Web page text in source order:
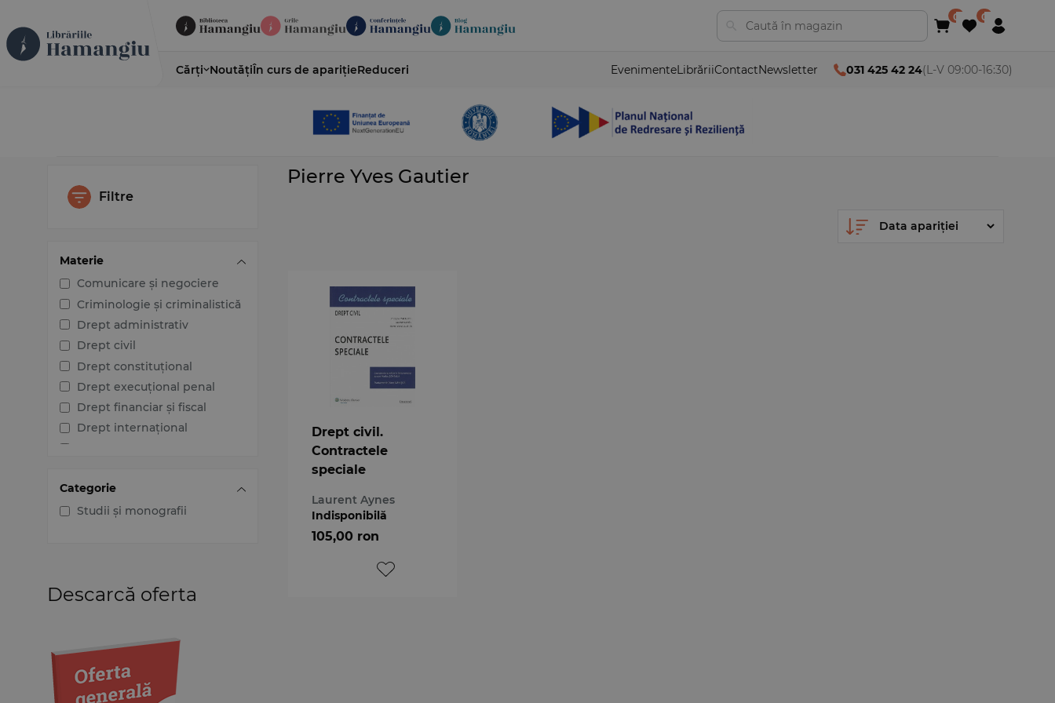
Cărți NoutățiÎn curs de aparițieReduceri EvenimenteLibrăriiContactNewsletter 031 425 42 24(L-V 09:00-16:30)
Filtre
Materie
Comunicare și negociere
Criminologie și criminalistică
Drept administrativ
Drept civil
Drept constituțional
Drept execuțional penal
Drept financiar și fiscal
Drept internațional
Drept procesual penal
Dreptul afacerilor
sociale
intelectuale
Dreptul Uniunii Europene
Jurisprudența instanțelor
Categorie
Studii și monografii
Descarcă oferta
Pierre Yves Gautier
Drept civil.
Contractele
speciale
Laurent Aynes
Indisponibilă
105,00 ron